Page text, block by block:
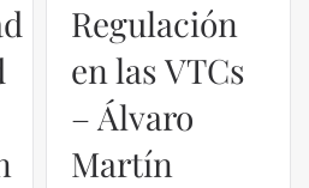
El caso de